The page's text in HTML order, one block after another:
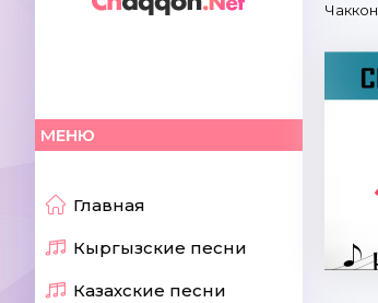
МЕНЮ
Главная
Кыргызские песни
Казахские песни
Чаккон